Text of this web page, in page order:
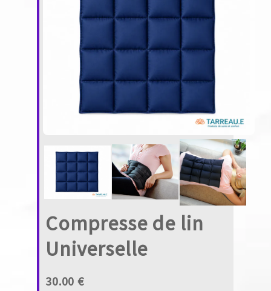
Compresse de lin
Universelle
30.00 €